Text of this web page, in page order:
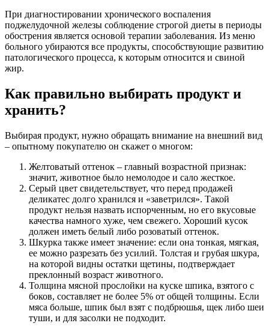
При диагностировании хронического воспаления
поджелудочной железы соблюдение строгой диеты в периоды
обострения является основой терапии заболевания. Из меню
больного убираются все продукты, способствующие развитию
патологического процесса, к которым относится и свиной
жир.
Как правильно выбирать продукт и
хранить?
Выбирая продукт, нужно обращать внимание на внешний вид
– опытному покупателю он скажет о многом:
Желтоватый оттенок – главный возрастной признак:
значит, животное было немолодое и сало жесткое.
Серый цвет свидетельствует, что перед продажей
деликатес долго хранился и «заветрился». Такой
продукт нельзя назвать испорченным, но его вкусовые
качества намного хуже, чем свежего. Хороший кусок
должен иметь белый либо розоватый оттенок.
Шкурка также имеет значение: если она тонкая, мягкая,
ее можно разрезать без усилий. Толстая и грубая шкура,
на которой видны остатки щетины, подтверждает
преклонный возраст животного.
Толщина мясной прослойки на куске шпика, взятого с
боков, составляет не более 5% от общей толщины. Если
мяса больше, шпик был взят с подбрюшья, щек либо шеи
туши, и для засолки не подходит.